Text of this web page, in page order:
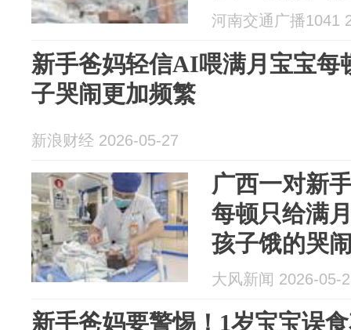
不到生长需
河南交通广播1041
新手爸妈轻信AI喂满月宝宝每
子哭闹更加频繁
新浪财经 2026-05-27
广西一对新
每顿只给满
孩子饿的哭
不到生长需
大风新闻 2026-05-
新手爸妈要警惕！1岁宝宝误